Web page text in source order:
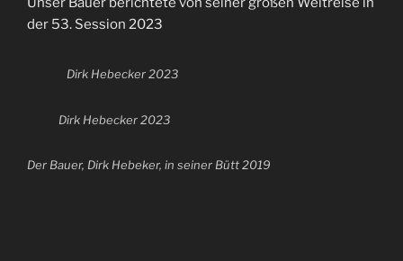
der 53. Session 2023
Dirk Hebecker 2023
Dirk Hebecker 2023
Der Bauer, Dirk Hebeker, in seiner Bütt 2019